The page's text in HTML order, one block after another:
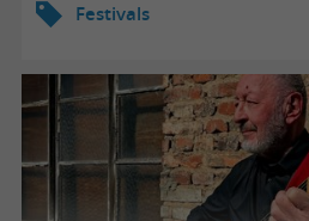
Festivals